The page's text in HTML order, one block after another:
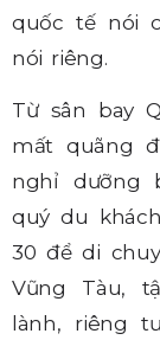
quốc tế nói
nói riêng.
Từ sân bay
mất quãng
nghỉ dưỡng
quý du
30 để di
Vũng Tàu,
lành, riêng